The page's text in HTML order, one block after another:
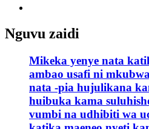
Nguvu zaidi
Mikeka yenye nata
ambao usafi ni
nata -pia hujulikana
huibuka kama
vumbi na udhibiti wa